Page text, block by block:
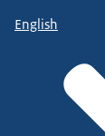
English